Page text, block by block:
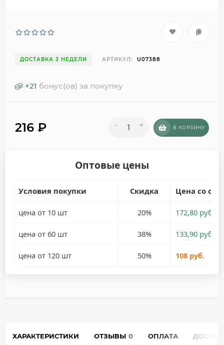
ДОСТАВКА 3 НЕДЕЛИ АРТИКУЛ: U07388
+21 бонус(ов) за покупку
216 ₽ - + В КОРЗИНУ
Оптовые цены
Условия покупки Скидка Цена со
цена от 10 шт 20% 172,80 руб.
цена от 60 шт 38% 133,90 руб.
цена от 120 шт 50% 108 руб.
ХАРАКТЕРИСТИКИ ОТЗЫВЫ 0 ОПЛАТА